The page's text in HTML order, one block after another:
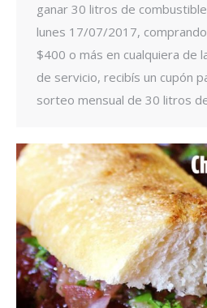
ganar 30 litros de
lunes 17/07/2017,
$400 o más en cualquiera de
de servicio, recibís un cupón
sorteo mensual de 30 litros